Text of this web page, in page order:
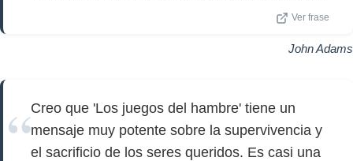
Ver frase
John Adams
Creo que 'Los juegos del hambre' tiene un
mensaje muy potente sobre la supervivencia y
el sacrificio de los seres queridos. Es casi una